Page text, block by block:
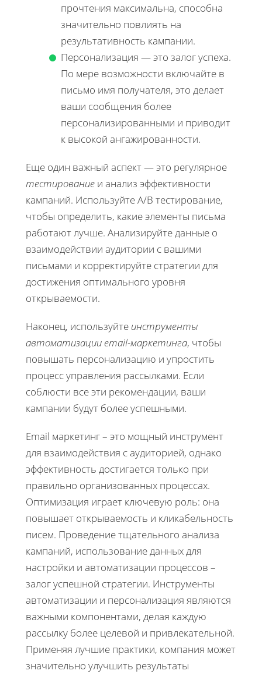
прочтения максимальна, способна
значительно повлиять на
результативность кампании.
Персонализация — это залог успеха.
По мере возможности включайте в
письмо имя получателя, это делает
ваши сообщения более
персонализированными и приводит
к высокой ангажированности.
Еще один важный аспект — это регулярное
тестирование и анализ эффективности
кампаний. Используйте A/B тестирование,
чтобы определить, какие элементы письма
работают лучше. Анализируйте данные о
взаимодействии аудитории с вашими
письмами и корректируйте стратегии для
достижения оптимального уровня
открываемости.
Наконец, используйте инструменты
автоматизации email-маркетинга, чтобы
повышать персонализацию и упростить
процесс управления рассылками. Если
соблюсти все эти рекомендации, ваши
кампании будут более успешными.
Email маркетинг – это мощный инструмент
для взаимодействия с аудиторией, однако
эффективность достигается только при
правильно организованных процессах.
Оптимизация играет ключевую роль: она
повышает открываемость и кликабельность
писем. Проведение тщательного анализа
кампаний, использование данных для
настройки и автоматизации процессов –
залог успешной стратегии. Инструменты
автоматизации и персонализация являются
важными компонентами, делая каждую
рассылку более целевой и привлекательной.
Применяя лучшие практики, компания может
значительно улучшить результаты